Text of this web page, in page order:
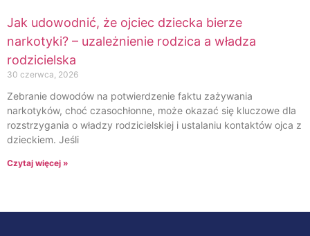
Jak udowodnić, że ojciec dziecka bierze
narkotyki? – uzależnienie rodzica a władza
rodzicielska
30 czerwca, 2026
Zebranie dowodów na potwierdzenie faktu zażywania
narkotyków, choć czasochłonne, może okazać się kluczowe dla
rozstrzygania o władzy rodzicielskiej i ustalaniu kontaktów ojca z
dzieckiem. Jeśli
Czytaj więcej »